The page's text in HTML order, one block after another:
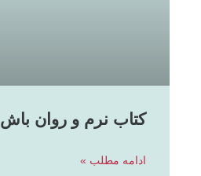
کتاب نرم و روان باش
ادامه مطلب »